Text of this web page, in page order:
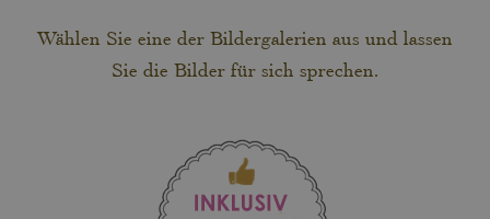
Wählen Sie eine der Bildergalerien aus und lassen
Sie die Bilder für sich sprechen.